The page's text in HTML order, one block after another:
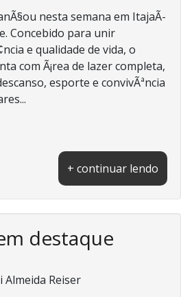
nesta semana em ItajaÃ­
Concebido para unir
e qualidade de vida, o
com Ã¡rea de lazer completa,
esporte e convivÃªncia
+ continuar lendo
destaque
Almeida Reiser